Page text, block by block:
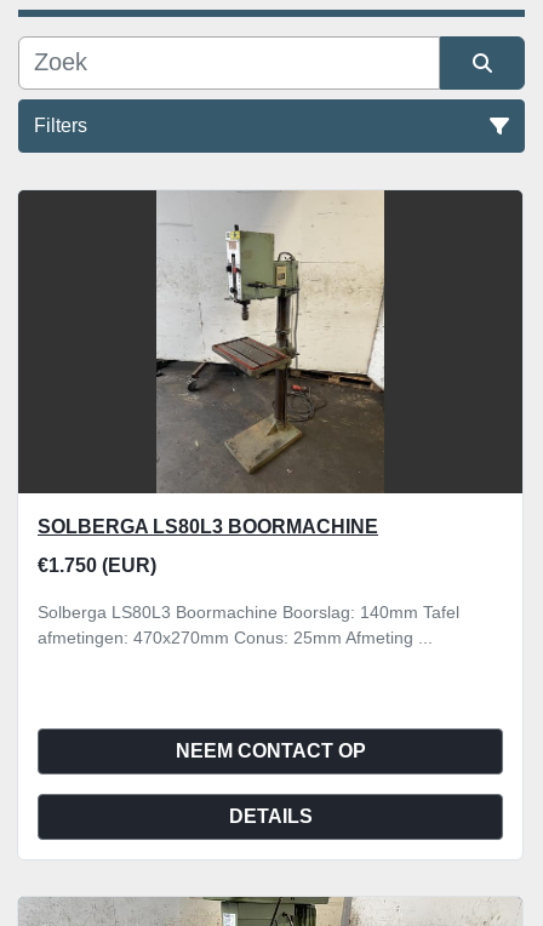
Filters
Boormachine (5)
Sorteren op
SOLBERGA LS80L3 BOORMACHINE
€1.750 (EUR)
Solberga LS80L3 Boormachine Boorslag: 140mm Tafel
afmetingen: 470x270mm Conus: 25mm Afmeting ...
NEEM CONTACT OP
DETAILS